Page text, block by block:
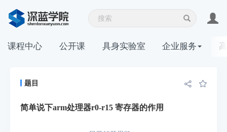
课程中心 公开课 具身实验室 企业服务
题目
简单说下arm处理器r0-r15 寄存器的作用